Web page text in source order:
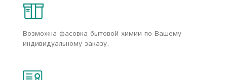
Возможна фасовка бытовой химии по Вашему
индивидуальному заказу.